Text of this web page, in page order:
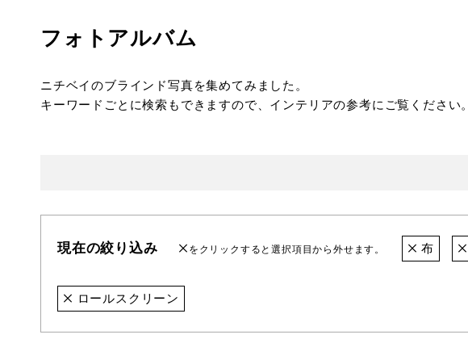
フォトアルバム
ニチベイのブラインド写真を集めてみました。
キーワードごとに検索もできますので、インテリアの参考にご覧ください。
現在の絞り込み をクリックすると選択項目から外せます。 布
ロールスクリーン